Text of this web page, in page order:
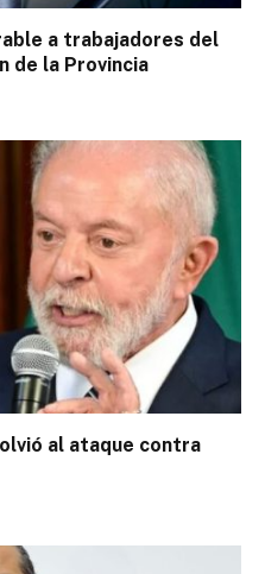
a trabajadores del
de la Provincia
al ataque contra